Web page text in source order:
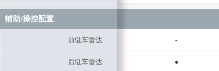
辅助/操控配置
前驻车雷达 -
后驻车雷达 ●
辅助/操控配置
前驻车雷达
后驻车雷达